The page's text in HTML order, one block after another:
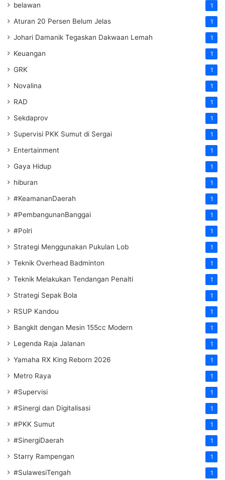
belawan 1
Aturan 20 Persen Belum Jelas 1
Johari Damanik Tegaskan Dakwaan Lemah 1
Keuangan 1
GRK 1
Novalina 1
RAD 1
Sekdaprov 1
Supervisi PKK Sumut di Sergai 1
Entertainment 1
Gaya Hidup 1
hiburan 1
#KeamananDaerah 1
#PembangunanBanggai 1
#Polri 1
Strategi Menggunakan Pukulan Lob 1
Teknik Overhead Badminton 1
Teknik Melakukan Tendangan Penalti 1
Strategi Sepak Bola 1
RSUP Kandou 1
Bangkit dengan Mesin 155cc Modern 1
Legenda Raja Jalanan 1
Yamaha RX King Reborn 2026 1
Metro Raya 1
#Supervisi 1
#Sinergi dan Digitalisasi 1
#PKK Sumut 1
#SinergiDaerah 1
Starry Rampengan 1
#SulawesiTengah 1